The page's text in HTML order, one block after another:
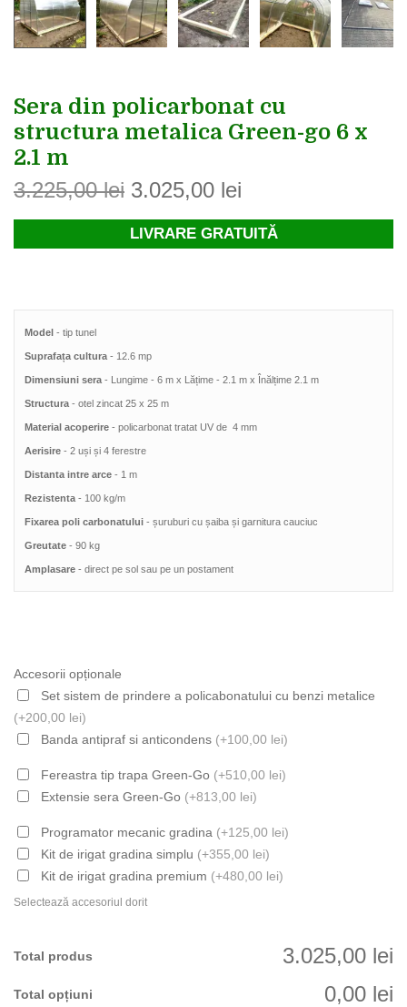
Sera din policarbonat cu
structura metalica Green-go 6 x
2.1 m
3.225,00lei 3.025,00 lei
LIVRARE GRATUITĂ
Model
Suprafața cultura
Dimensiuni sera
Structura - otel zincat 25 x 25 m
Material acoperire
Aerisire
Distanta intre arce
Rezistenta
Fixarea poli carbonatului
Greutate
Amplasare - direct pe sol sau pe un postament
Accesorii opționale
Set sistem de prindere a policabonatului cu benzi metalice
(+200,00 lei)
Banda antipraf si anticondens (+100,00 lei)
Fereastra tip trapa Green-Go (+510,00 lei)
Extensie sera Green-Go (+813,00 lei)
Programator mecanic gradina (+125,00 lei)
Kit de irigat gradina simplu (+355,00 lei)
Kit de irigat gradina premium (+480,00 lei)
Selectează accesoriul dorit
Total produs 3.025,00 lei
Total opțiuni 0,00 lei